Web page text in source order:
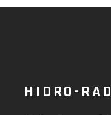
HIDRO-RAD